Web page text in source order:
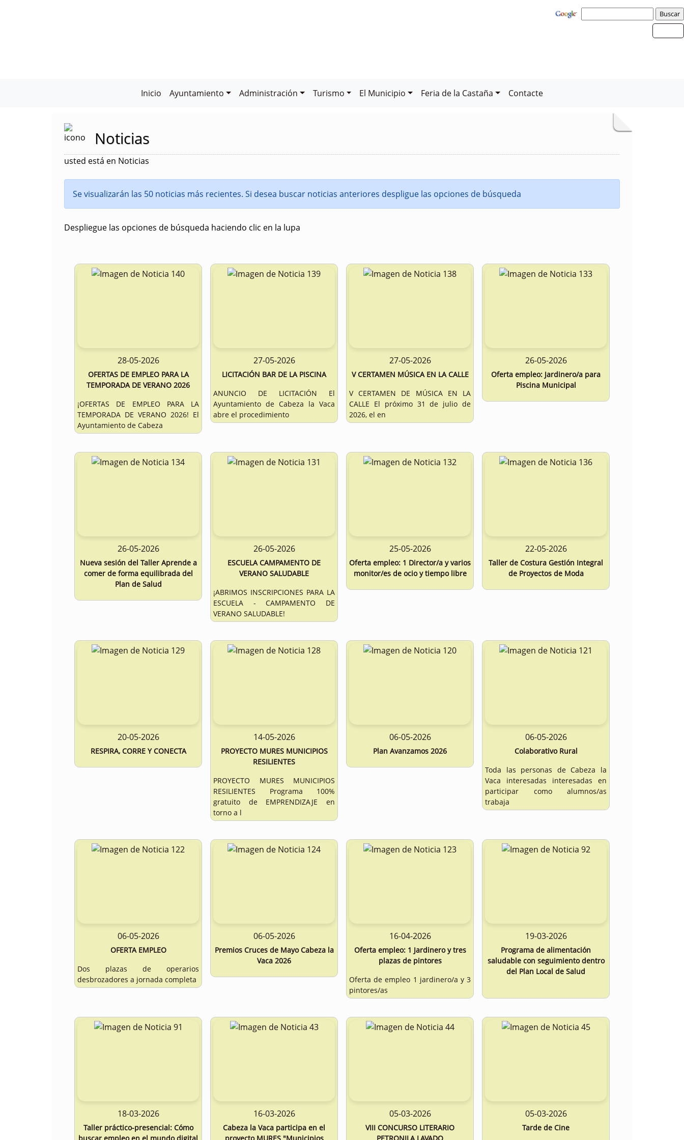
Inicio Ayuntamiento Administración Turismo El Municipio Feria de la Castaña Contacte
Noticias
usted está en Noticias
Se visualizarán las 50 noticias más recientes. Si desea buscar noticias anteriores despligue las opciones de búsqueda
Despliegue las opciones de búsqueda haciendo clic en la lupa
28-05-2026
OFERTAS DE EMPLEO PARA LA
TEMPORADA DE VERANO 2026
¡OFERTAS DE EMPLEO PARA LA
TEMPORADA DE VERANO 2026! El
Ayuntamiento de Cabeza
27-05-2026
LICITACIÓN BAR DE LA PISCINA
ANUNCIO DE LICITACIÓN El
Ayuntamiento de Cabeza la Vaca
abre el procedimiento
27-05-2026
V CERTAMEN MÚSICA EN LA CALLE
V CERTAMEN DE MÚSICA EN LA
CALLE El próximo 31 de julio de
2026, el en
26-05-2026
Oferta empleo: Jardinero/a para
Piscina Municipal
26-05-2026
Nueva sesión del Taller Aprende a
comer de forma equilibrada del
Plan de Salud
26-05-2026
ESCUELA CAMPAMENTO DE
VERANO SALUDABLE
¡ABRIMOS INSCRIPCIONES PARA LA
ESCUELA - CAMPAMENTO DE
VERANO SALUDABLE!
25-05-2026
Oferta empleo: 1 Director/a y varios
monitor/es de ocio y tiempo libre
22-05-2026
Taller de Costura Gestión Integral
de Proyectos de Moda
20-05-2026
RESPIRA, CORRE Y CONECTA
14-05-2026
PROYECTO MURES MUNICIPIOS
RESILIENTES
PROYECTO MURES MUNICIPIOS
RESILIENTES Programa 100%
gratuito de EMPRENDIZAJE en
torno a l
06-05-2026
Plan Avanzamos 2026
06-05-2026
Colaborativo Rural
Toda las personas de Cabeza la
Vaca interesadas interesadas en
participar como alumnos/as
trabaja
06-05-2026
OFERTA EMPLEO
Dos plazas de operarios
desbrozadores a jornada completa
06-05-2026
Premios Cruces de Mayo Cabeza la
Vaca 2026
16-04-2026
Oferta empleo: 1 Jardinero y tres
plazas de pintores
Oferta de empleo 1 jardinero/a y 3
pintores/as
19-03-2026
Programa de alimentación
saludable con seguimiento dentro
del Plan Local de Salud
18-03-2026
Taller práctico-presencial: Cómo
16-03-2026
Cabeza la Vaca participa en el
05-03-2026
VIII CONCURSO LITERARIO
05-03-2026
Tarde de Cine